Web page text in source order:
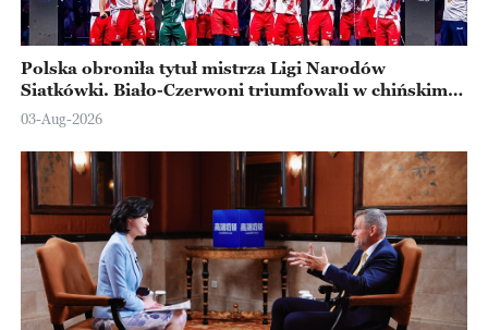
Polska obroniła tytuł mistrza Ligi Narodów
Siatkówki. Biało-Czerwoni triumfowali w chińskim
Ningbo
03-Aug-2026